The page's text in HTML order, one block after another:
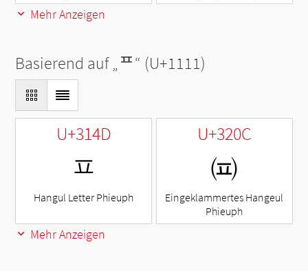
Mehr Anzeigen
Basierend auf „ᄑ“ (U+1111)
U+314D
ㅍ
Hangul Letter Phieuph
U+320C
㈌
Eingeklammertes Hangeul
Phieuph
Mehr Anzeigen